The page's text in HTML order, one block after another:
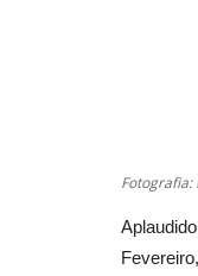
Fotografia: